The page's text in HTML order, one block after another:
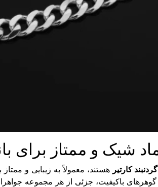
شیک و ممتاز برای
کارتیر هستند، معمولاً به زیبایی و
باکیفیت، جزئی از هر مجموعه